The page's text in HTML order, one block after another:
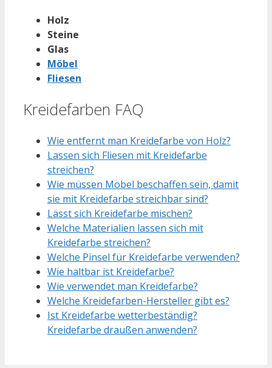
Holz
Steine
Glas
Möbel
Fliesen
Kreidefarben FAQ
Wie entfernt man Kreidefarbe von Holz?
Lassen sich Fliesen mit Kreidefarbe
streichen?
Wie müssen Möbel beschaffen sein, damit
sie mit Kreidefarbe streichbar sind?
Lässt sich Kreidefarbe mischen?
Welche Materialien lassen sich mit
Kreidefarbe streichen?
Welche Pinsel für Kreidefarbe verwenden?
Wie haltbar ist Kreidefarbe?
Wie verwendet man Kreidefarbe?
Welche Kreidefarben-Hersteller gibt es?
Ist Kreidefarbe wetterbeständig?
Kreidefarbe draußen anwenden?